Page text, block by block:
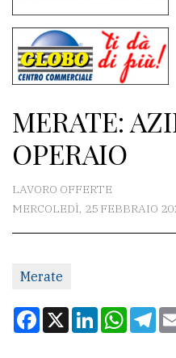
Contenuti
del
sito
Meteo
CONTATTI
Scrivici
Per
la
MERATE:
OPERAIO
LAVORO OFFERTE
MERCOLEDÌ, 25 FEBBRAIO
Merate
Facebook
X LinkedIn